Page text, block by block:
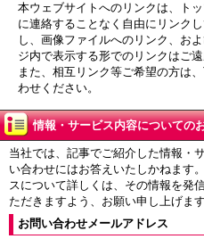
本ウェブサイトへのリンクは、ト
に連絡することなく自由にリンク
し、画像ファイルへのリンク、お
ジ内で表示する形でのリンクはご遠
また、相互リンク等ご希望の方は
わせください。
情報・サービス内容についての
当社では、記事でご紹介した情報・
い合わせにはお答えいたしかねます
スについて詳しくは、その情報を発
ただきますよう、お願い申し上げます
お問い合わせメールアドレス